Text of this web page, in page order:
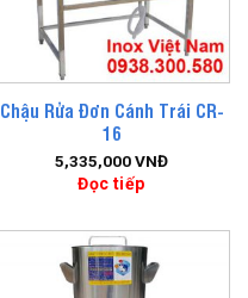
Chậu Rửa Đơn Cánh Trái CR-
16
5,335,000VNĐ
Đọc tiếp